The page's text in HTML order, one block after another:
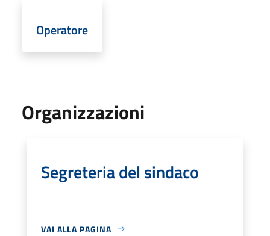
Operatore
Organizzazioni
Segreteria del sindaco
VAI ALLA PAGINA